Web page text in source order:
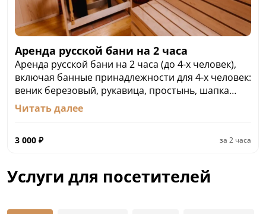
Аренда русской бани на 2 часа
Аренда русской бани на 2 часа (до 4-х человек),
включая банные принадлежности для 4-х человек:
веник березовый, рукавица, простынь, шапка
банная, коврик банный, тапочки одноразовые:
3000 ₽/2 часа.
стоимость аренды.
последующего отдыхающего (не более 2-х
человек): 500 ₽
Читать далее
3 000 ₽ за 2 часа
Услуги для посетителей